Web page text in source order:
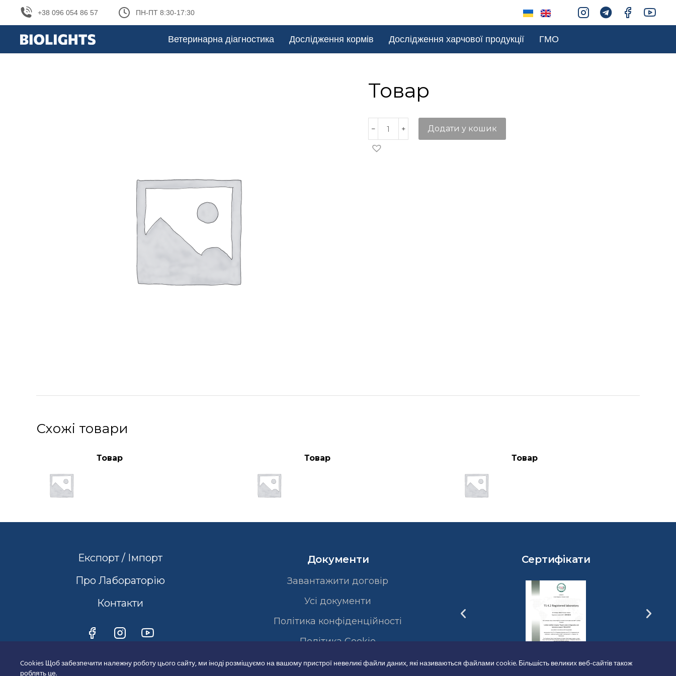
+38 096 054 86 57 ПН-ПТ 8:30-17:30
Ветеринарна діагностика Дослідження кормів Дослідження харчової продукції ГМО
Товар
Додати у кошик
Схожі товари
Товар Товар Товар
Експорт / Імпорт
Про Лабораторію
Контакти
Документи
Завантажити договір
Усі документи
Політика конфіденційності
Полiтика Cookie
Сертифікати
Cookies Щоб забезпечити належну роботу цього сайту, ми іноді розміщуємо на вашому пристрої невеликі файли даних, які називаються файлами cookie. Більшість великих веб-сайтів також